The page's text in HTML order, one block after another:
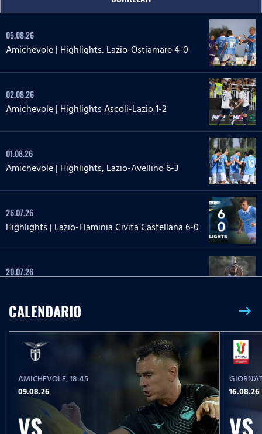
05.08.26
Amichevole | Highlights, Lazio-Ostiamare 4-0
02.08.26
Amichevole | Highlights Ascoli-Lazio 1-2
01.08.26
Amichevole | Highlights, Lazio-Avellino 6-3
26.07.26
Highlights | Lazio-Flaminia Civita Castellana 6-0
20.07.26
24.05.26
Highlights Serie A Enilive | Lazio-Pisa 2-1
17.05.26
Highlights Serie A Women Athora | Fiorentina-
Lazio Women 2-1
CALENDARIO east
AMICHEVOLE, 18:45
09.08.26
VS
16.08.26
VS